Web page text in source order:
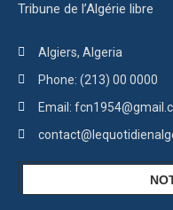
Tribune de l’Algérie libre
Algiers, Algeria
Phone: (213) 00 0000
Email: